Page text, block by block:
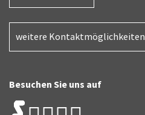
weitere Kontaktmöglichkeiten
Besuchen Sie uns auf